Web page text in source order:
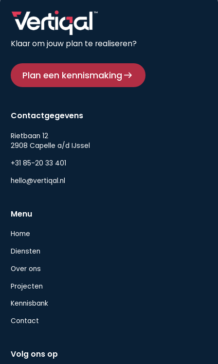
Klaar om jouw plan te realiseren?
Plan een kennismaking
Contactgegevens
Rietbaan 12
2908 Capelle a/d IJssel
+31 85-20 33 401
hello@vertiqal.nl
Menu
Home
Diensten
Over ons
Projecten
Kennisbank
Contact
Volg ons op